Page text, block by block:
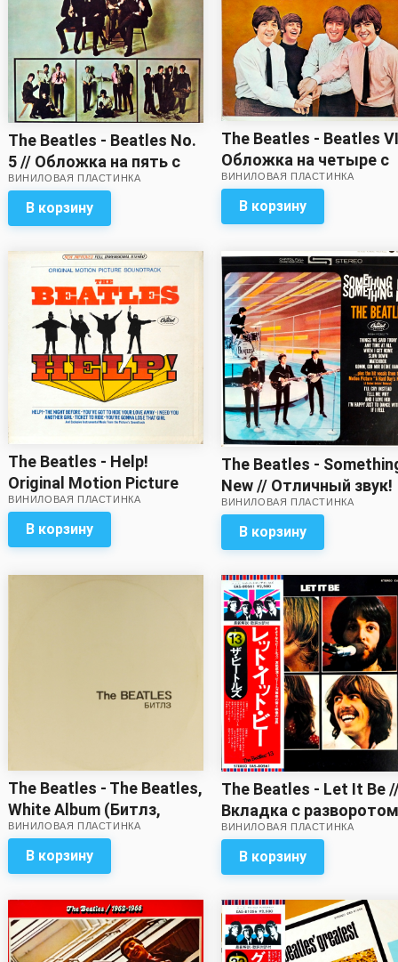
The Beatles - Beatles No.
5 // Обложка на пять с
минусом! Вкладка с
разворотом – в
комплекте!
ВИНИЛОВАЯ ПЛАСТИНКА
В корзину
The Beatles - Beatles
Обложка на четыре с
минусом!
ВИНИЛОВАЯ ПЛАСТИНКА
В корзину
The Beatles - Help!
Original Motion Picture
Soundtrack
ВИНИЛОВАЯ ПЛАСТИНКА
В корзину
The Beatles -
New // Отличный звук!
ВИНИЛОВАЯ ПЛАСТИНКА
В корзину
The Beatles - The Beatles,
White Album (Битлз,
Белый альбом) (2 LP)
ВИНИЛОВАЯ ПЛАСТИНКА
В корзину
The Beatles - Let It Be
Вкладка с
в комплекте!
ВИНИЛОВАЯ ПЛАСТИНКА
В корзину